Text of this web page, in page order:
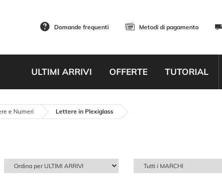
Domande frequenti Metodi di pagamento
ULTIMI ARRIVI OFFERTE TUTORIAL
e Numeri Lettere in Plexiglass